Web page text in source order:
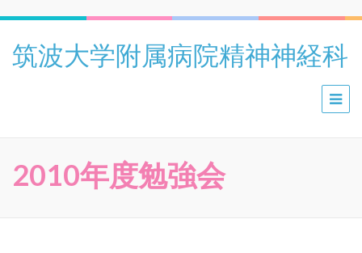
筑波大学附属病院精神神経科
2010年度勉強会